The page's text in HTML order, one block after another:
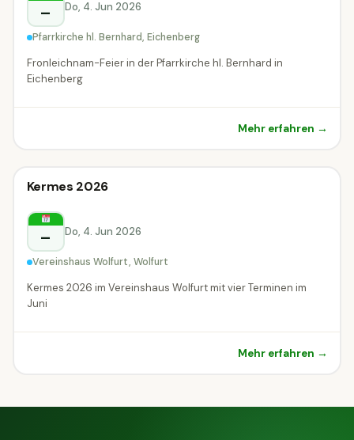
– Do, 4. Jun 2026
Pfarrkirche hl. Bernhard, Eichenberg
Fronleichnam-Feier in der Pfarrkirche hl. Bernhard in
Eichenberg
Mehr erfahren →
Sonstiges
Wolfurt
Sonstiges
Kermes 2026
– Do, 4. Jun 2026
Vereinshaus Wolfurt, Wolfurt
Kermes 2026 im Vereinshaus Wolfurt mit vier Terminen im
Juni
Mehr erfahren →